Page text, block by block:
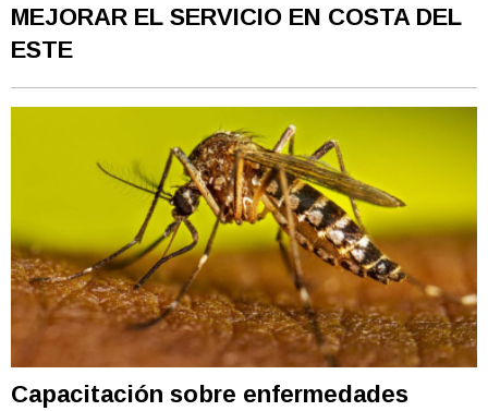
MEJORAR EL SERVICIO EN COSTA DEL
ESTE
Capacitación sobre enfermedades